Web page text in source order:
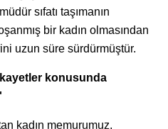
sıfatı taşımanın
bir kadın olmasından
uzun süre sürdürmüştür.
konusunda
kadın memurumuz,